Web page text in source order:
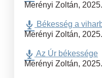
Merényi Zoltán,
Békesség a
Merényi Zoltán,
Az Úr békessége
Merényi Zoltán,